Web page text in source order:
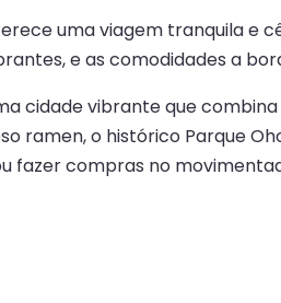
uma viagem tranquila e
e as comodidades a
cidade vibrante que
ramen, o histórico Parque
fazer compras no